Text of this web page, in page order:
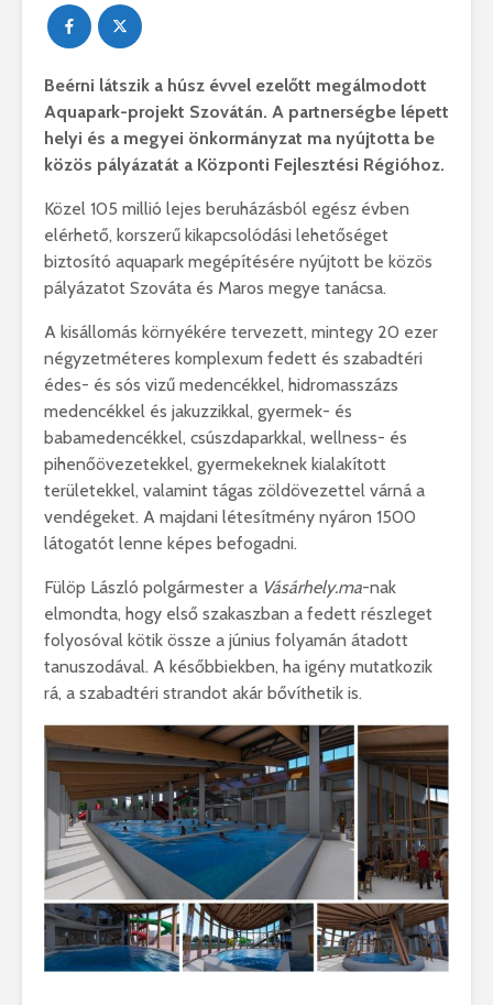
Beérni látszik a húsz évvel ezelőtt megálmodott
Aquapark-projekt Szovátán. A partnerségbe lépett
helyi és a megyei önkormányzat ma nyújtotta be
közös pályázatát a Központi Fejlesztési Régióhoz.
Közel 105 millió lejes beruházásból egész évben
elérhető, korszerű kikapcsolódási lehetőséget
biztosító aquapark megépítésére nyújtott be közös
pályázatot Szováta és Maros megye tanácsa.
A kisállomás környékére tervezett, mintegy 20 ezer
négyzetméteres komplexum fedett és szabadtéri
édes- és sós vizű medencékkel, hidromasszázs
medencékkel és jakuzzikkal, gyermek- és
babamedencékkel, csúszdaparkkal, wellness- és
pihenőövezetekkel, gyermekeknek kialakított
területekkel, valamint tágas zöldövezettel várná a
vendégeket. A majdani létesítmény nyáron 1500
látogatót lenne képes befogadni.
Fülöp László polgármester a Vásárhely.ma-nak
elmondta, hogy első szakaszban a fedett részleget
folyosóval kötik össze a június folyamán átadott
tanuszodával. A későbbiekben, ha igény mutatkozik
rá, a szabadtéri strandot akár bővíthetik is.